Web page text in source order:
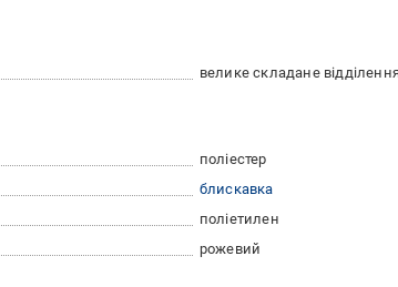
велике складане
поліестер
блискавка
поліетилен
рожевий